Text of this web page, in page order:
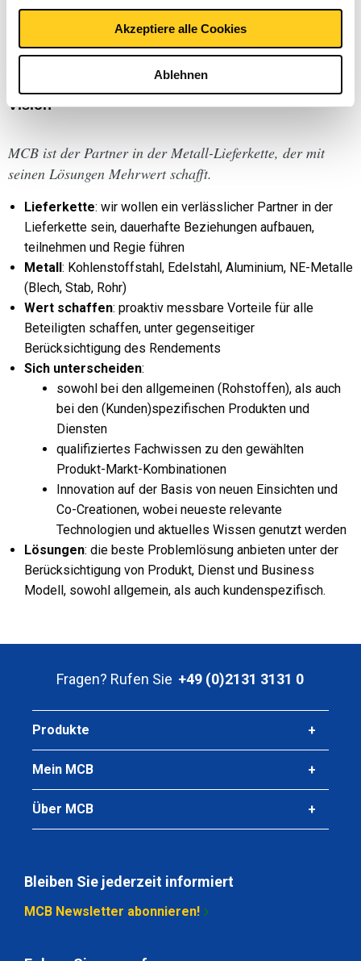
Akzeptiere alle Cookies
Ablehnen
Konkurrenzfähigkeit: langfristig, auf zukünftige Erfolge
und verantwortungsvolles Unternehmertum ausgerichtet
Fertigungsindustrie: Maschinenbau, Blechbearbeitung,
Vision
MCB ist der Partner in der Metall-Lieferkette, der mit
seinen Lösungen Mehrwert schafft.
Lieferkette: wir wollen ein verlässlicher Partner in der
Lieferkette sein, dauerhafte Beziehungen aufbauen,
teilnehmen und Regie führen
Metall : Kohlenstoffstahl, Edelstahl, Aluminium, NE-Metalle
(Blech, Stab, Rohr)
Wert schaffen: proaktiv messbare Vorteile für alle
Beteiligten schaffen, unter gegenseitiger
Berücksichtigung des Rendements
Sich unterscheiden:
sowohl bei den allgemeinen (Rohstoffen), als auch
bei den (Kunden)spezifischen Produkten und
Diensten
qualifiziertes Fachwissen zu den gewählten
Produkt-Markt-Kombinationen
Innovation auf der Basis von neuen Einsichten und
Co-Creationen, wobei neueste relevante
Technologien und aktuelles Wissen genutzt werden
Lösungen: die beste Problemlösung anbieten unter der
Berücksichtigung von Produkt, Dienst und Business
Modell, sowohl allgemein, als auch kundenspezifisch.
Fragen? Rufen Sie +49 (0)2131 3131 0
Produkte
Mein MCB
Über MCB
Bleiben Sie jederzeit informiert
MCB Newsletter abonnieren!